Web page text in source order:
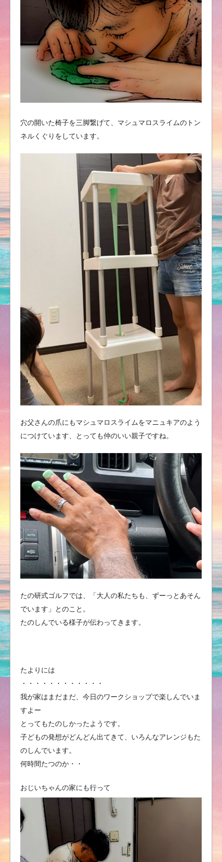
穴の開いた椅子を三脚繋げて、マシュマロスライムのトン
ネルくぐりをしています。
お父さんの爪にもマシュマロスライムをマニュキアのよう
につけています、とっても仲のいい親子ですね。
たの研式ゴルフでは、「大人の私たちも、ずーっとあそん
でいます」とのこと。
たのしんでいる様子が伝わってきます。
たよりには
・・・・・・・・・・・・
我が家はまだまだ、今日のワークショップで楽しんでいま
すよー
とってもたのしかったようです。
子どもの発想がどんどん出てきて、いろんなアレンジもた
のしんでいます。
何時間たつのか・・
おじいちゃんの家にも行って